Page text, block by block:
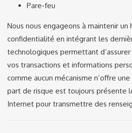
Pare-feu
Nous nous engageons à maintenir un
confidentialité en intégrant les
technologiques permettant
vos transactions et informations
comme aucun mécanisme n’offre
part de risque est toujours présente
Internet pour transmettre des